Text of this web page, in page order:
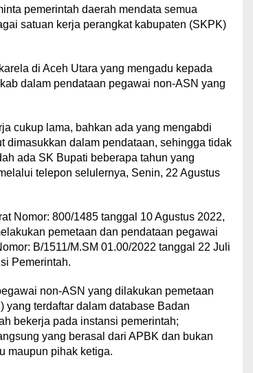
pemerintah daerah mendata semua
satuan kerja perangkat kabupaten (SKPK)
di Aceh Utara yang mengadu kepada
dalam pendataan pegawai non-ASN yang
cukup lama, bahkan ada yang mengabdi
dimasukkan dalam pendataan, sehingga tidak
ada SK Bupati beberapa tahun yang
telepon selulernya, Senin, 22 Agustus
Nomor: 800/1485 tanggal 10 Agustus 2022,
pemetaan dan pendataan pegawai
B/1511/M.SM 01.00/2022 tanggal 22 Juli
Pemerintah.
non-ASN yang dilakukan pemetaan
yang terdaftar dalam database Badan
bekerja pada instansi pemerintah;
yang berasal dari APBK dan bukan
maupun pihak ketiga.